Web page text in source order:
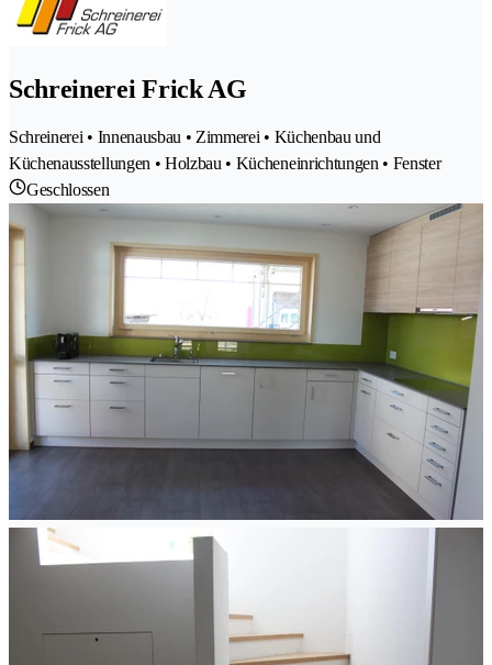
Schreinerei Frick AG
Schreinerei • Innenausbau • Zimmerei • Küchenbau und
Küchenausstellungen • Holzbau • Kücheneinrichtungen • Fenster
Geschlossen